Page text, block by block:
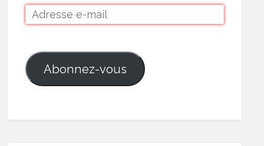
Abonnez-vous